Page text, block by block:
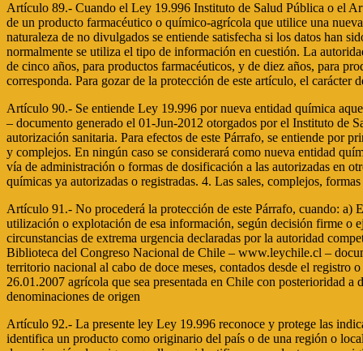
Artículo 89.- Cuando el Ley 19.996 Instituto de Salud Pública o el
de un producto farmacéutico o químico-agrícola que utilice una
naturaleza de no divulgados se entiende satisfecha si los datos han
normalmente se utiliza el tipo de información en cuestión. La
de cinco años, para productos farmacéuticos, y de diez años, para
corresponda. Para gozar de la protección de este artículo, el carácter
Artículo 90.- Se entiende Ley 19.996 por nueva entidad química
– documento generado el 01-Jun-2012 otorgados por el Instituto de
autorización sanitaria. Para efectos de este Párrafo, se entiende por
y complejos. En ningún caso se considerará como nueva entidad
vía de administración o formas de dosificación a las autorizadas en
químicas ya autorizadas o registradas. 4. Las sales, complejos,
Artículo 91.- No procederá la protección de este Párrafo, cuando: a)
utilización o explotación de esa información, según decisión firme o
circunstancias de extrema urgencia declaradas por la autoridad
Biblioteca del Congreso Nacional de Chile – www.leychile.cl –
territorio nacional al cabo de doce meses, contados desde el
26.01.2007 agrícola que sea presentada en Chile con posterioridad
denominaciones de origen
Artículo 92.- La presente ley Ley 19.996 reconoce y protege las
identifica un producto como originario del país o de una región o